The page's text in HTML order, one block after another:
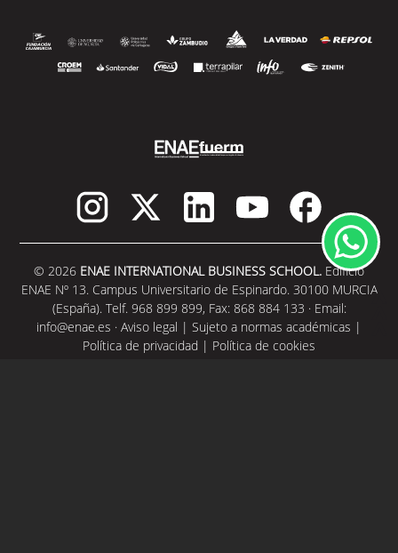
© 2026 ENAE INTERNATIONAL BUSINESS SCHOOL. Edificio
ENAE Nº 13. Campus Universitario de Espinardo. 30100 MURCIA
(España). Telf. 968 899 899, Fax: 868 884 133 · Email:
info@enae.es · Aviso legal | Sujeto a normas académicas |
Política de privacidad | Política de cookies